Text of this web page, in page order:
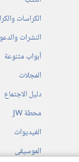
الكراسات
النشرات
أبواب متنوعة
المجلات
دليل الاجتماع
محطة‏ ‏JW
الفيديوات
الموسيقى